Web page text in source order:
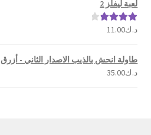
لعبة ليفلز 2
تم التقييم
د.ك11.00
طاولة انحش يالذيب الاصدار الثاني - أزرق
د.ك35.00